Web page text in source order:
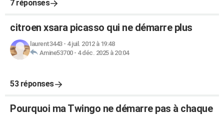
7 réponses
citroen xsara picasso qui ne démarre plus
laurent3443- 4 juil. 2012 à 19:48
Amine53700- 4 déc. 2025 à 20:04
53 réponses
Pourquoi ma Twingo ne démarre pas à chaque